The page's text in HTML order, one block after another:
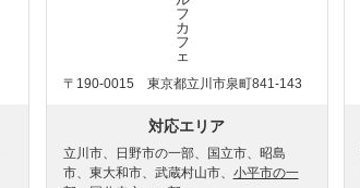
〒190-0015 東京都立川市泉町841-143
対応エリア
立川市、日野市の一部、国立市、昭島
市、東大和市、武蔵村山市、 小平市の一